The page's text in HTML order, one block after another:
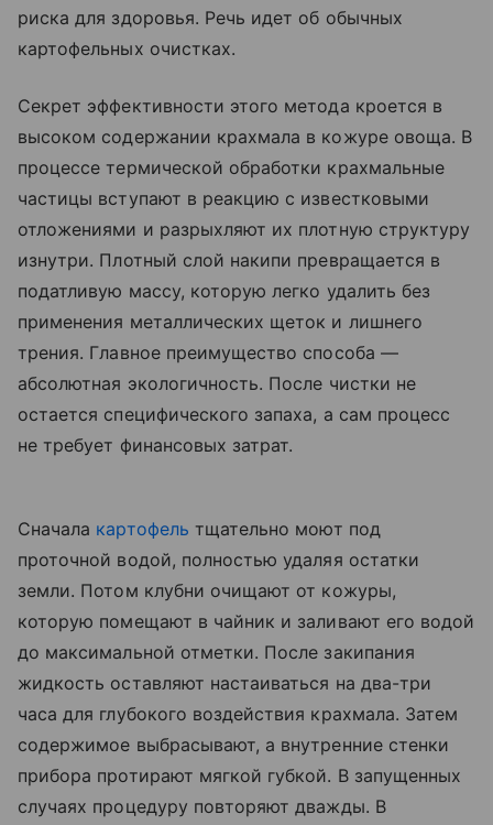
риска для здоровья. Речь идет об обычных
картофельных очистках.
Секрет эффективности этого метода кроется в
высоком содержании крахмала в кожуре овоща. В
процессе термической обработки крахмальные
частицы вступают в реакцию с известковыми
отложениями и разрыхляют их плотную структуру
изнутри. Плотный слой накипи превращается в
податливую массу, которую легко удалить без
применения металлических щеток и лишнего
трения. Главное преимущество способа —
абсолютная экологичность. После чистки не
остается специфического запаха, а сам процесс
не требует финансовых затрат.
Сначала картофель тщательно моют под
проточной водой, полностью удаляя остатки
земли. Потом клубни очищают от кожуры,
которую помещают в чайник и заливают его водой
до максимальной отметки. После закипания
жидкость оставляют настаиваться на два-три
часа для глубокого воздействия крахмала. Затем
содержимое выбрасывают, а внутренние стенки
прибора протирают мягкой губкой. В запущенных
случаях процедуру повторяют дважды. В